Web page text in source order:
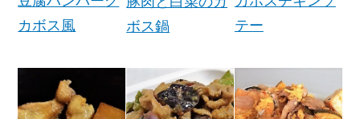
カボス風
ボス鍋
テー